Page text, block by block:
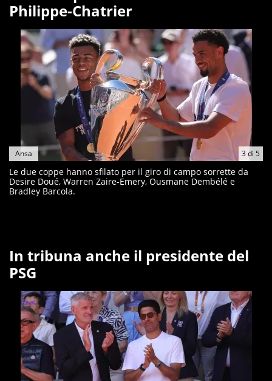
Philippe-Chatrier
3di 5
Ansa
Le due coppe hanno sfilato per il giro di campo sorrette da
Desire Doué, Warren Zaire-Emery, Ousmane Dembélé e
Bradley Barcola.
In tribuna anche il presidente del
PSG